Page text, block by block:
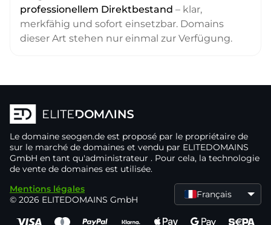
professionellem Direktbestand – klar,
merkfähig und sofort einsetzbar. Domains
dieser Art stehen nur einmal zur Verfügung.
Le domaine seogen.de est proposé par le propriétaire de
sur le marché de domaines et vendu par ELITEDOMAINS
GmbH en tant qu'administrateur . Pour cela, la technologie
de vente de domaines est utilisée.
Mentions légales
© 2026 ELITEDOMAINS GmbH
Français